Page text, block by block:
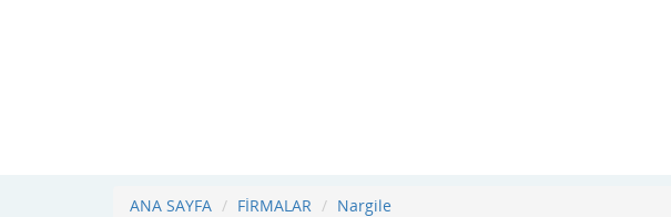
ANA SAYFA FİRMALAR Nargile